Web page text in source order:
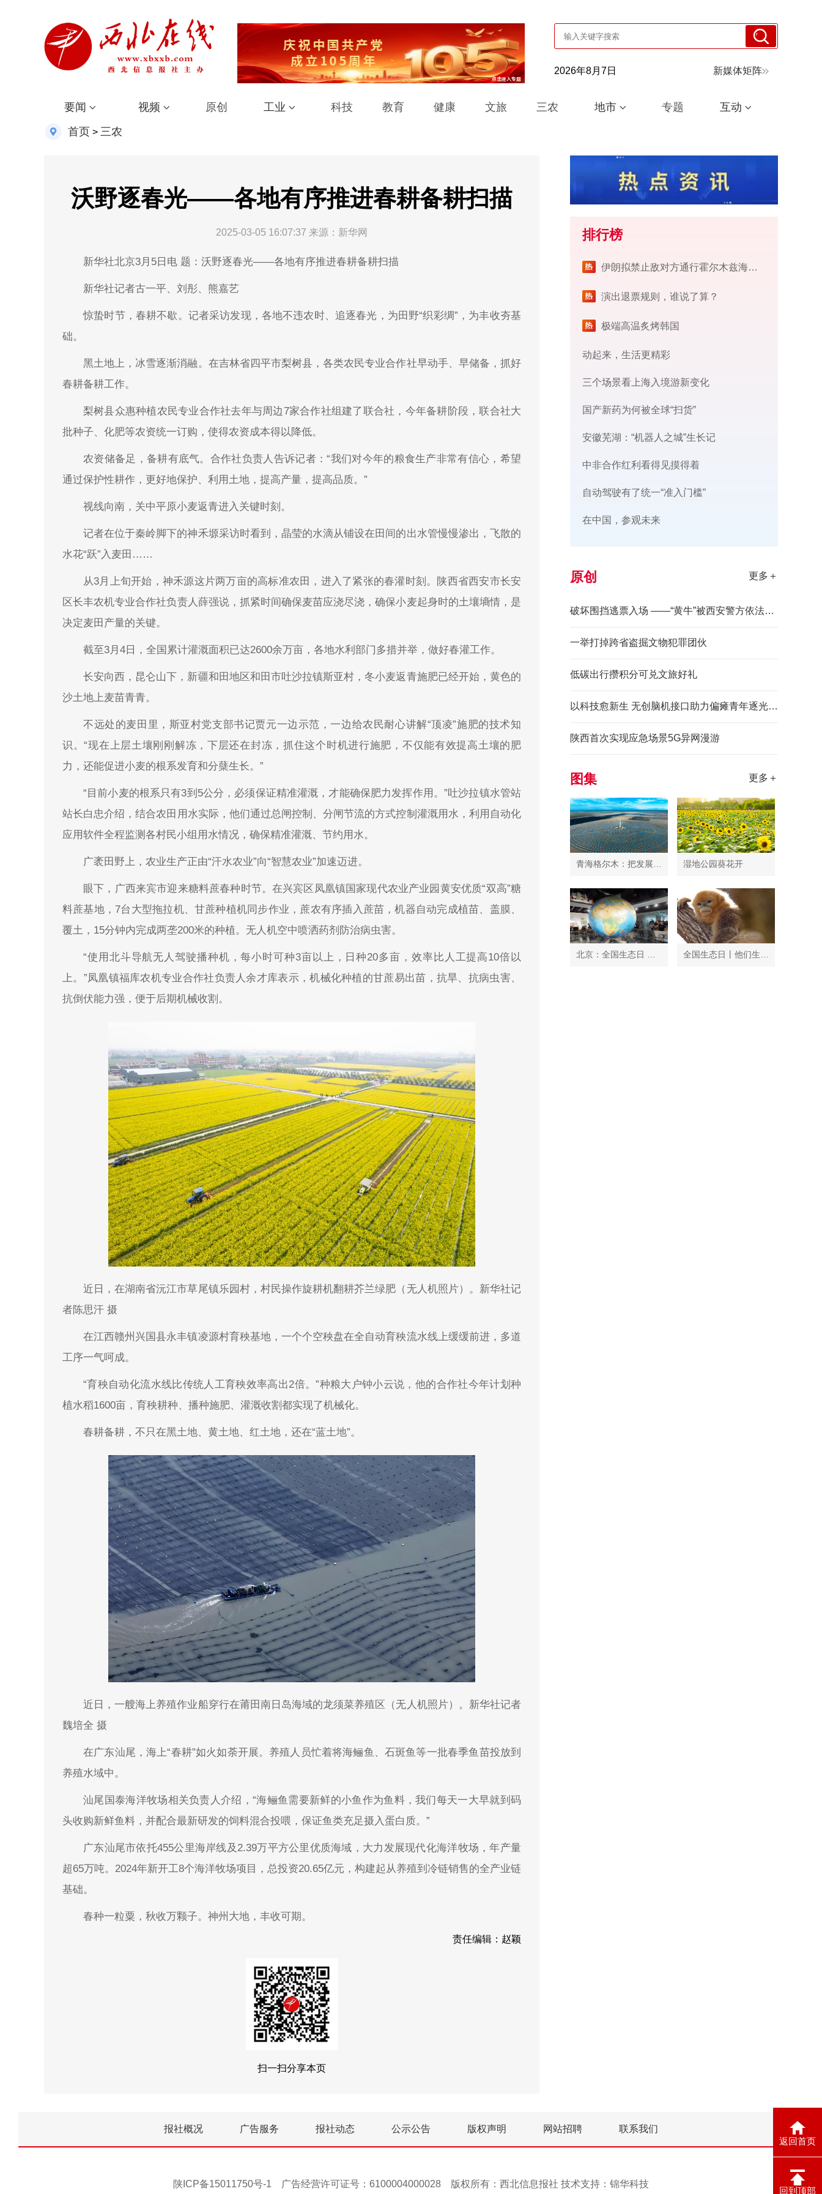
返回首页
回到顶部
2026年8月7日 新媒体矩阵
要闻 视频 原创 工业 科技 教育 健康 文旅 三农 地市 专题 互动
首页 > 三农
沃野逐春光——各地有序推进春耕备耕扫描
2025-03-05 16:07:37 来源：新华网
新华社北京3月5日电 题：沃野逐春光——各地有序推进春耕备耕扫描
新华社记者古一平、刘彤、熊嘉艺
惊蛰时节，春耕不歇。记者采访发现，各地不违农时、追逐春光，为田野“织彩绸”，为丰收夯基
础。
黑土地上，冰雪逐渐消融。在吉林省四平市梨树县，各类农民专业合作社早动手、早储备，抓好
春耕备耕工作。
梨树县众惠种植农民专业合作社去年与周边7家合作社组建了联合社，今年备耕阶段，联合社大
批种子、化肥等农资统一订购，使得农资成本得以降低。
农资储备足，备耕有底气。合作社负责人告诉记者：“我们对今年的粮食生产非常有信心，希望
通过保护性耕作，更好地保护、利用土地，提高产量，提高品质。”
视线向南，关中平原小麦返青进入关键时刻。
记者在位于秦岭脚下的神禾塬采访时看到，晶莹的水滴从铺设在田间的出水管慢慢渗出，飞散的
水花“跃”入麦田……
从3月上旬开始，神禾源这片两万亩的高标准农田，进入了紧张的春灌时刻。陕西省西安市长安
区长丰农机专业合作社负责人薛强说，抓紧时间确保麦苗应浇尽浇，确保小麦起身时的土壤墒情，是
决定麦田产量的关键。
截至3月4日，全国累计灌溉面积已达2600余万亩，各地水利部门多措并举，做好春灌工作。
长安向西，昆仑山下，新疆和田地区和田市吐沙拉镇斯亚村，冬小麦返青施肥已经开始，黄色的
沙土地上麦苗青青。
不远处的麦田里，斯亚村党支部书记贾元一边示范，一边给农民耐心讲解“顶凌”施肥的技术知
识。“现在上层土壤刚刚解冻，下层还在封冻，抓住这个时机进行施肥，不仅能有效提高土壤的肥
力，还能促进小麦的根系发育和分蘖生长。”
“目前小麦的根系只有3到5公分，必须保证精准灌溉，才能确保肥力发挥作用。”吐沙拉镇水管站
站长白忠介绍，结合农田用水实际，他们通过总闸控制、分闸节流的方式控制灌溉用水，利用自动化
应用软件全程监测各村民小组用水情况，确保精准灌溉、节约用水。
广袤田野上，农业生产正由“汗水农业”向“智慧农业”加速迈进。
眼下，广西来宾市迎来糖料蔗春种时节。在兴宾区凤凰镇国家现代农业产业园黄安优质“双高”糖
料蔗基地，7台大型拖拉机、甘蔗种植机同步作业，蔗农有序插入蔗苗，机器自动完成植苗、盖膜、
覆土，15分钟内完成两垄200米的种植。无人机空中喷洒药剂防治病虫害。
“使用北斗导航无人驾驶播种机，每小时可种3亩以上，日种20多亩，效率比人工提高10倍以
上。”凤凰镇福库农机专业合作社负责人余才库表示，机械化种植的甘蔗易出苗，抗旱、抗病虫害、
抗倒伏能力强，便于后期机械收割。
近日，在湖南省沅江市草尾镇乐园村，村民操作旋耕机翻耕芥兰绿肥（无人机照片）。新华社记
者陈思汗 摄
在江西赣州兴国县永丰镇凌源村育秧基地，一个个空秧盘在全自动育秧流水线上缓缓前进，多道
工序一气呵成。
“育秧自动化流水线比传统人工育秧效率高出2倍。”种粮大户钟小云说，他的合作社今年计划种
植水稻1600亩，育秧耕种、播种施肥、灌溉收割都实现了机械化。
春耕备耕，不只在黑土地、黄土地、红土地，还在“蓝土地”。
近日，一艘海上养殖作业船穿行在莆田南日岛海域的龙须菜养殖区（无人机照片）。新华社记者
魏培全 摄
在广东汕尾，海上“春耕”如火如荼开展。养殖人员忙着将海鲡鱼、石斑鱼等一批春季鱼苗投放到
养殖水域中。
汕尾国泰海洋牧场相关负责人介绍，“海鲡鱼需要新鲜的小鱼作为鱼料，我们每天一大早就到码
头收购新鲜鱼料，并配合最新研发的饲料混合投喂，保证鱼类充足摄入蛋白质。”
广东汕尾市依托455公里海岸线及2.39万平方公里优质海域，大力发展现代化海洋牧场，年产量
超65万吨。2024年新开工8个海洋牧场项目，总投资20.65亿元，构建起从养殖到冷链销售的全产业链
基础。
春种一粒粟，秋收万颗子。神州大地，丰收可期。
责任编辑：赵颖
扫一扫分享本页
排行榜
伊朗拟禁止敌对方通行霍尔木兹海峡 对违规者重罚
演出退票规则，谁说了算？
极端高温炙烤韩国
动起来，生活更精彩
三个场景看上海入境游新变化
国产新药为何被全球“扫货”
安徽芜湖：“机器人之城”生长记
中非合作红利看得见摸得着
自动驾驶有了统一“准入门槛”
在中国，参观未来
原创 更多＋
破坏围挡逃票入场 ——“黄牛”被西安警方依法拘留
一举打掉跨省盗掘文物犯罪团伙
低碳出行攒积分可兑文旅好礼
以科技愈新生 无创脑机接口助力偏瘫青年逐光前行
陕西首次实现应急场景5G异网漫游
图集 更多＋
湿地公园葵花开
报社概况 广告服务 报社动态 公示公告 版权声明 网站招聘 联系我们
陕ICP备15011750号-1 广告经营许可证号：6100004000028 版权所有：西北信息报社 技术支持： 锦华科技